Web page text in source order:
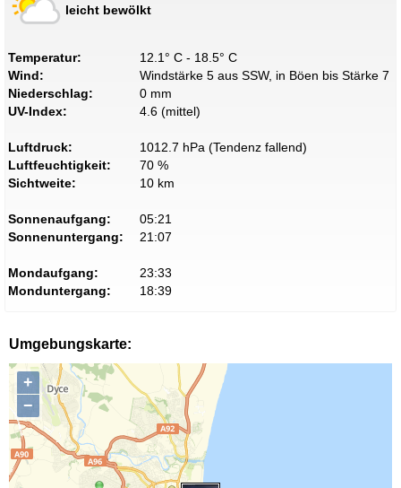
leicht bewölkt
Temperatur:
12.1° C - 18.5° C
Wind:
Windstärke 5 aus SSW, in Böen bis Stärke 7
Niederschlag:
0 mm
UV-Index:
4.6 (mittel)
Luftdruck:
1012.7 hPa (Tendenz fallend)
Luftfeuchtigkeit:
70 %
Sichtweite:
10 km
Sonnenaufgang:
05:21
Sonnenuntergang:
21:07
Mondaufgang:
23:33
Monduntergang:
18:39
Umgebungskarte:
+
−